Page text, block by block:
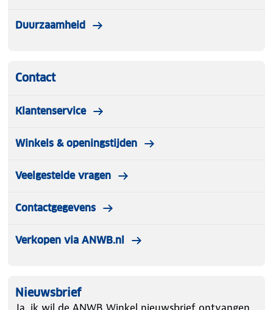
Duurzaamheid
Contact
Klantenservice
Winkels & openingstijden
Veelgestelde vragen
Contactgegevens
Verkopen via ANWB.nl
Nieuwsbrief